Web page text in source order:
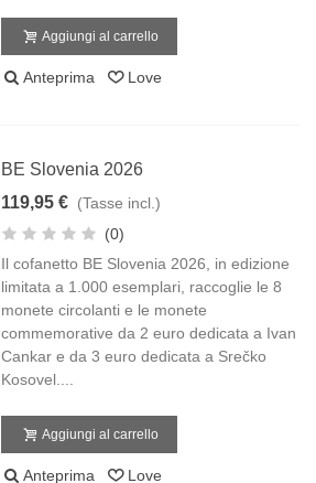
Aggiungi al carrello
Anteprima Love
BE Slovenia 2026
119,95 € (Tasse incl.)
(0)
Il cofanetto BE Slovenia 2026, in edizione
limitata a 1.000 esemplari, raccoglie le 8
monete circolanti e le monete
commemorative da 2 euro dedicata a Ivan
Cankar e da 3 euro dedicata a Srečko
Kosovel....
Aggiungi al carrello
Anteprima Love